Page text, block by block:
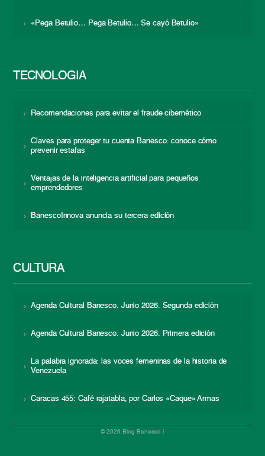
«Pega Betulio… Pega Betulio… Se cayó Betulio»
TECNOLOGÍA
Recomendaciones para evitar el fraude cibernético
Claves para proteger tu cuenta Banesco: conoce cómo
prevenir estafas
Ventajas de la inteligencia artificial para pequeños
emprendedores
BanescoInnova anuncia su tercera edición
CULTURA
Agenda Cultural Banesco. Junio 2026. Segunda edición
Agenda Cultural Banesco. Junio 2026. Primera edición
La palabra ignorada: las voces femeninas de la historia de
Venezuela
Caracas 455: Café rajatabla, por Carlos «Caque» Armas
© 2026 Blog Banesco |